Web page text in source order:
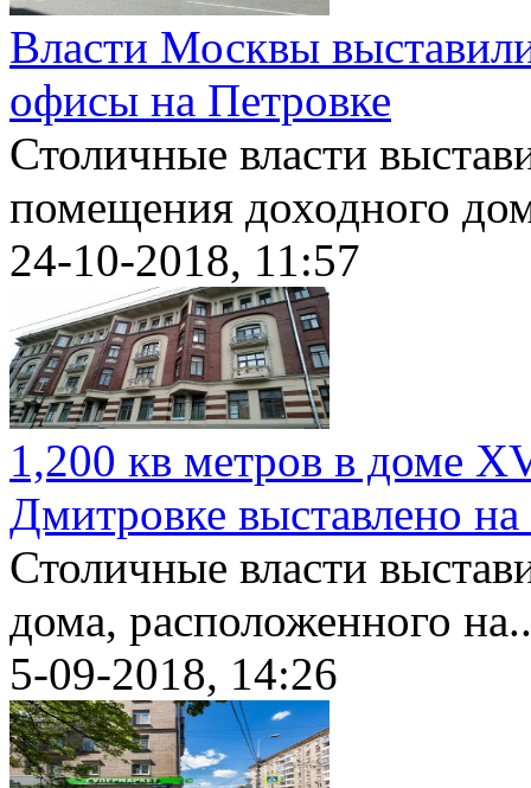
Власти Москвы
офисы на Петровке
Столичные власти
помещения доходного
24-10-2018, 11:57
1,200 кв метров в доме
Дмитровке выставлено на
Столичные власти
дома, расположенного
5-09-2018, 14:26